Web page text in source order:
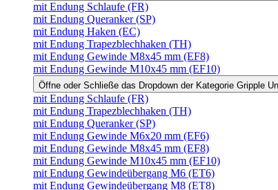
mit Endung Schlaufe (FR)
mit Endung Queranker (SP)
mit Endung Haken (EC)
mit Endung Trapezblechhaken (TH)
mit Endung Gewinde M8x45 mm (EF8)
mit Endung Gewinde M10x45 mm (EF10)
Öffne oder Schließe das Dropdown der Kategorie Gripple
mit Endung Schlaufe (FR)
mit Endung Trapezblechhaken (TH)
mit Endung Queranker (SP)
mit Endung Gewinde M6x20 mm (EF6)
mit Endung Gewinde M8x45 mm (EF8)
mit Endung Gewinde M10x45 mm (EF10)
mit Endung Gewindeübergang M6 (ET6)
mit Endung Gewindeübergang M8 (ET8)